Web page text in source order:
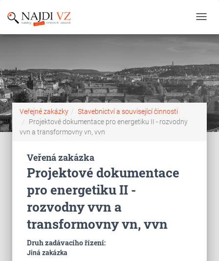
Veřejné zakázky
Stavebnictví a související činnosti
Projektové dokumentace pro energetiku II - rozvodny
vvn a transformovny vn, vvn
Veřená zakázka
Projektové dokumentace
pro energetiku II -
rozvodny vvn a
transformovny vn, vvn
Druh zadávacího řízení:
Jiná zakázka